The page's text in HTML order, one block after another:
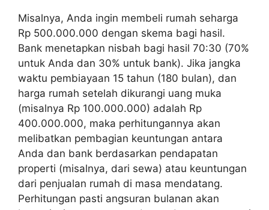
Misalnya, Anda ingin membeli rumah seharga
Rp 500.000.000 dengan skema bagi hasil.
Bank menetapkan nisbah bagi hasil 70:30 (70%
untuk Anda dan 30% untuk bank). Jika jangka
waktu pembiayaan 15 tahun (180 bulan), dan
harga rumah setelah dikurangi uang muka
(misalnya Rp 100.000.000) adalah Rp
400.000.000, maka perhitungannya akan
melibatkan pembagian keuntungan antara
Anda dan bank berdasarkan pendapatan
properti (misalnya, dari sewa) atau keuntungan
dari penjualan rumah di masa mendatang.
Perhitungan pasti angsuran bulanan akan